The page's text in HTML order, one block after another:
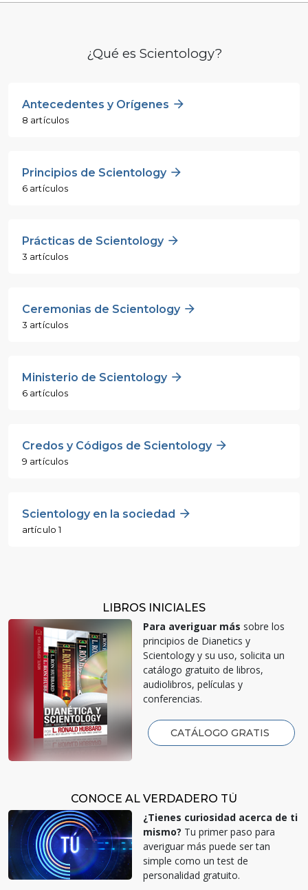
¿Qué es Scientology?
Antecedentes y Orígenes
8 artículos
Principios de Scientology
6 artículos
Prácticas de Scientology
3 artículos
Ceremonias de Scientology
3 artículos
Ministerio de Scientology
6 artículos
Credos y Códigos de Scientology
9 artículos
Scientology en la sociedad
artículo 1
LIBROS INICIALES
Para averiguar más sobre los
principios de Dianetics y
Scientology y su uso, solicita un
catálogo gratuito de libros,
audiolibros, películas y
conferencias.
CATÁLOGO GRATIS
CONOCE AL VERDADERO TÚ
¿Tienes curiosidad acerca de ti
mismo? Tu primer paso para
averiguar más puede ser tan
simple como un test de
personalidad gratuito.